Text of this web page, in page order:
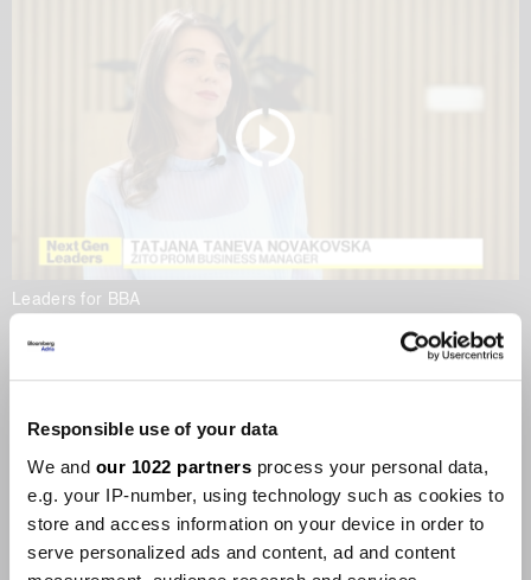
Responsible use of your data
We and our 1022 partners process your personal data,
e.g. your IP-number, using technology such as cookies to
store and access information on your device in order to
serve personalized ads and content, ad and content
Leaders for BBA